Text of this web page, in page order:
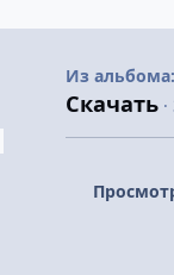
Из альбома:
Скачать